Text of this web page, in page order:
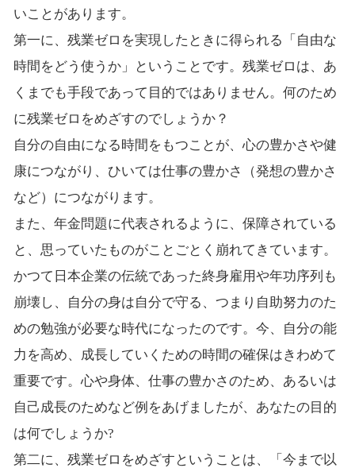
いことがあります。
第一に、残業ゼロを実現したときに得られる「自由な
時間をどう使うか」ということです。残業ゼロは、あ
くまでも手段であって目的ではありません。何のため
に残業ゼロをめざすのでしょうか？
自分の自由になる時間をもつことが、心の豊かさや健
康につながり、ひいては仕事の豊かさ（発想の豊かさ
など）につながります。
また、年金問題に代表されるように、保障されている
と、思っていたものがことごとく崩れてきています。
かつて日本企業の伝統であった終身雇用や年功序列も
崩壊し、自分の身は自分で守る、つまり自助努力のた
めの勉強が必要な時代になったのです。今、自分の能
力を高め、成長していくための時間の確保はきわめて
重要です。心や身体、仕事の豊かさのため、あるいは
自己成長のためなど例をあげましたが、あなたの目的
は何でしょうか?
第二に、残業ゼロをめざすということは、「今まで以